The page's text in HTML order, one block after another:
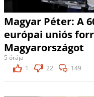
Magyar Péter: A
európai uniós
Magyarországot
5 órája
1
22 149